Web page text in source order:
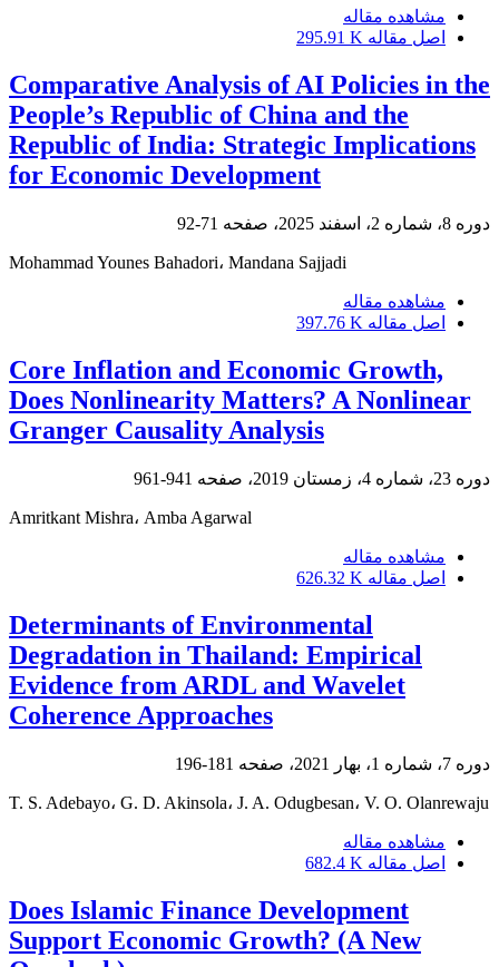
مشاهده مقاله
اصل مقاله 295.91 K
Comparative Analysis of AI Policies in the
People’s Republic of China and the
Republic of India: Strategic Implications
for Economic Development
دوره 8، شماره 2، اسفند 2025، صفحه 71-92
Mohammad Younes Bahadori، Mandana Sajjadi
مشاهده مقاله
اصل مقاله 397.76 K
Core Inflation and Economic Growth,
Does Nonlinearity Matters? A Nonlinear
Granger Causality Analysis
دوره 23، شماره 4، زمستان 2019، صفحه 941-961
Amritkant Mishra، Amba Agarwal
مشاهده مقاله
اصل مقاله 626.32 K
Determinants of Environmental
Degradation in Thailand: Empirical
Evidence from ARDL and Wavelet
Coherence Approaches
دوره 7، شماره 1، بهار 2021، صفحه 181-196
T. S. Adebayo، G. D. Akinsola، J. A. Odugbesan، V. O. Olanrewaju
مشاهده مقاله
اصل مقاله 682.4 K
Does Islamic Finance Development
Support Economic Growth? (A New